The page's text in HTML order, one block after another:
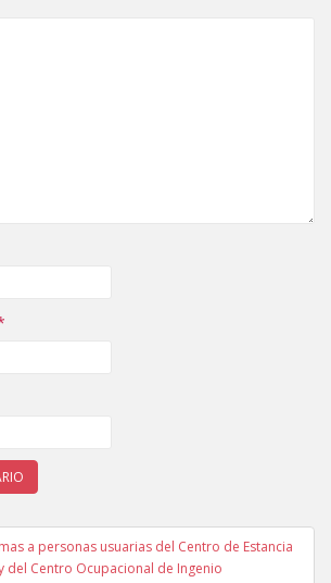
de entradas
a personas usuarias del Centro de Estancia
del Centro Ocupacional de Ingenio